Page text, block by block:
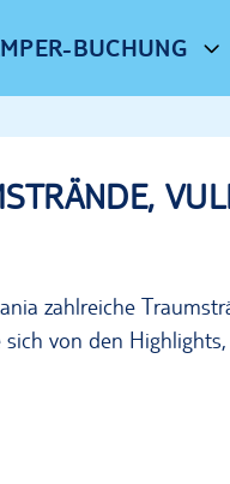
BUCHUNG
zahlreiche
sich von den Highlights